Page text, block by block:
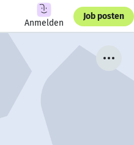
Anmelden
Job posten